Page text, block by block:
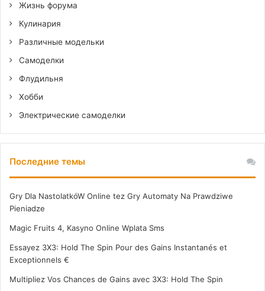
Жизнь форума
Кулинария
Различные модельки
Самоделки
Флудильня
Хобби
Электрические самоделки
Последние темы
Gry Dla NastolatkóW Online tez Gry Automaty Na Prawdziwe
Pieniadze
Magic Fruits 4, Kasyno Online Wplata Sms
Essayez 3X3: Hold The Spin Pour des Gains Instantanés et
Exceptionnels €
Multipliez Vos Chances de Gains avec 3X3: Hold The Spin